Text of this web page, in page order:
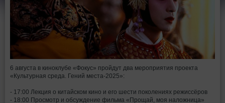
6 августа в киноклубе «Фокус» пройдут два мероприятия проекта
«Культурная среда. Гений места-2025»:
- 17:00 Лекция о китайском кино и его шести поколениях режиссёров
- 18:00 Просмотр и обсуждение фильма «Прощай, моя наложница»